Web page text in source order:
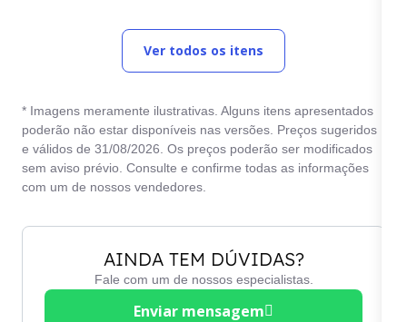
Vidros elétricos
Ver todos os itens
* Imagens meramente ilustrativas. Alguns itens apresentados
poderão não estar disponíveis nas versões. Preços sugeridos
e válidos de 31/08/2026. Os preços poderão ser modificados
sem aviso prévio. Consulte e confirme todas as informações
com um de nossos vendedores.
AINDA TEM DÚVIDAS?
Fale com um de nossos especialistas.
Enviar mensagem